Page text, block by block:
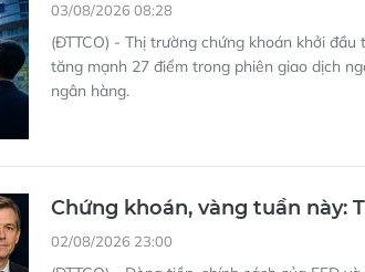
03/08/2026 08:28
(ĐTTCO) - Thị trường chứng khoán khởi
tăng mạnh 27 điểm trong phiên giao dịch
ngân hàng.
Chứng khoán, vàng tuần này:
02/08/2026 23:00